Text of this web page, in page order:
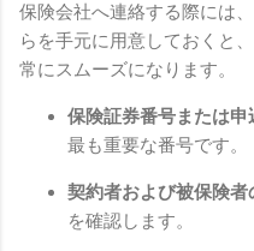
保険会社へ連絡する際には
らを手元に用意しておくと
常にスムーズになります。
保険証券番号または申
最も重要な番号です。
契約者および被保険者
を確認します。